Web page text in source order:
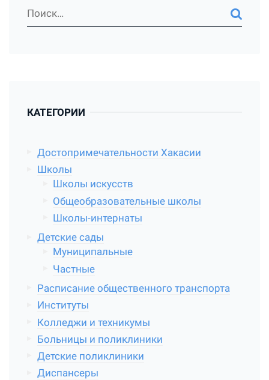
КАТЕГОРИИ
Достопримечательности Хакасии
Школы
Школы искусств
Общеобразовательные школы
Школы-интернаты
Детские сады
Муниципальные
Частные
Расписание общественного транспорта
Институты
Колледжи и техникумы
Больницы и поликлиники
Детские поликлиники
Диспансеры